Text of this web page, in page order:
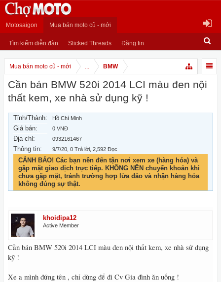
Motosaigon Mua bán moto cũ - mới
Tìm kiếm diễn đàn Sticked Threads Đăng tin
Mua bán moto cũ - mới ... BMW
Cần bán BMW 520i 2014 LCI màu đen nội
thất kem, xe nhà sử dụng kỹ !
Tỉnh/Thành: Hồ Chí Minh
Giá bán: 0 VNĐ
Địa chỉ: 0932161467
Thông tin: 9/7/20 , 0 Trả lời, 2,592 Đọc
CẢNH BÁO! Các bạn nên đến tận nơi xem xe (hàng hóa) và
gặp mặt giao dịch trực tiếp. KHÔNG NÊN chuyển khoản khi
chưa gặp mặt, tránh trường hợp lừa đảo và nhận hàng hóa
không đúng sự thật.
khoidipa12
Active Member
Cần bán BMW 520i 2014 LCI màu đen nội thất kem, xe nhà sử dụng
kỹ !
Xe a mình đứng tên , chỉ dùng để đi Cv Gia đình ăn uống !